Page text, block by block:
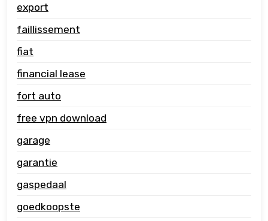
export
faillissement
fiat
financial lease
fort auto
free vpn download
garage
garantie
gaspedaal
goedkoopste